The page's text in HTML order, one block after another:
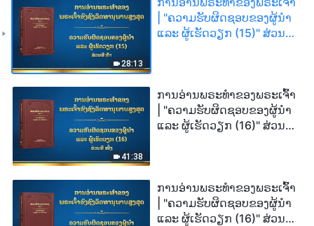
28:13
| "ຄວາມຮັບຜິດຊອບຂອງຜູ້ນໍາ
ແລະ ຜູ້ເຮັດວຽກ (15)" ສ່ວນທີ
41:38
ການອ່ານພຣະທຳຂອງພຣະເຈົ້າ
| "ຄວາມຮັບຜິດຊອບຂອງຜູ້ນໍາ
ແລະ ຜູ້ເຮັດວຽກ (16)" ສ່ວນທີ
ການອ່ານພຣະທຳຂອງພຣະເຈົ້າ
| "ຄວາມຮັບຜິດຊອບຂອງຜູ້ນໍາ
ແລະ ຜູ້ເຮັດວຽກ (16)" ສ່ວນທີ